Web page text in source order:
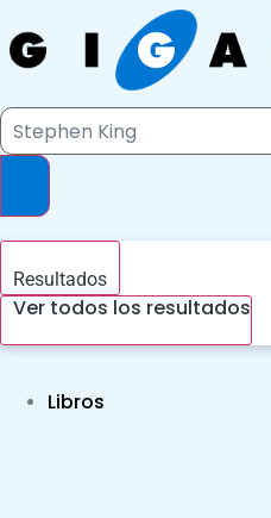
al
contenido
Search
Resultados
Ver todos los resultados
Libros